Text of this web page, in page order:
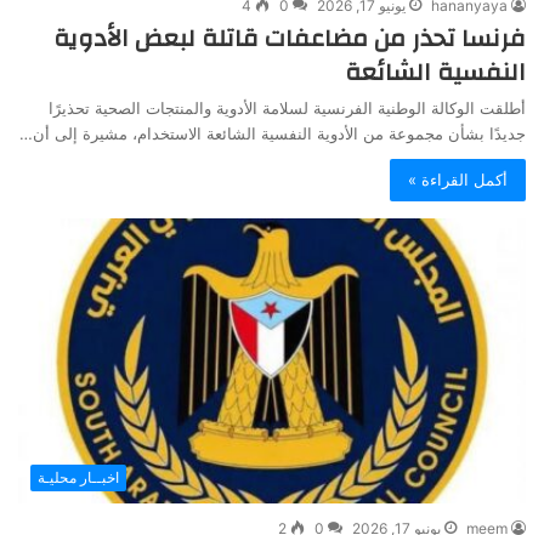
hananyaya يونيو 17, 2026 0
4
فرنسا تحذر من مضاعفات قاتلة لبعض الأدوية
النفسية الشائعة
أطلقت الوكالة الوطنية الفرنسية لسلامة الأدوية والمنتجات الصحية تحذيرًا
جديدًا بشأن مجموعة من الأدوية النفسية الشائعة الاستخدام، مشيرة إلى أن…
أكمل القراءة »
اخبــار محليـة
meem يونيو 17, 2026 0
2